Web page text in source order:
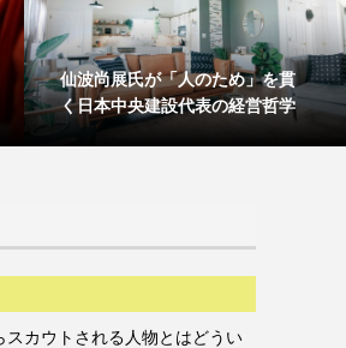
仙波尚展氏が「人のため」を貫
く日本中央建設代表の経営哲学
スカウトされる人物とはどうい